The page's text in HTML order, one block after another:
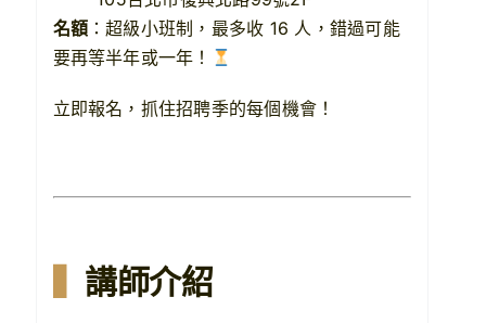
名額 ：超級小班制，最多收 16 人，錯過可能
要再等半年或一年！
立即報名，抓住招聘季的每個機會！
講師介紹